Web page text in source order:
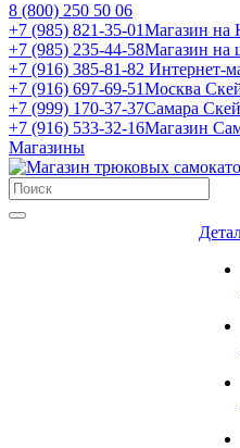
8 (800) 250 50 06
+7 (985) 821-35-01Магазин на
+7 (985) 235-44-58Магазин на
+7 (916) 385-81-82 Интернет-
+7 (916) 697-69-51Москва
+7 (999) 170-37-37Самара
+7 (916) 533-32-16Магазин
Магазины